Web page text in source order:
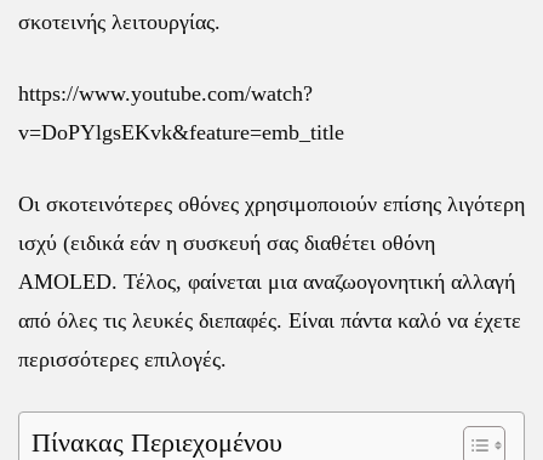
σκοτεινής λειτουργίας.
https://www.youtube.com/watch?
v=DoPYlgsEKvk&feature=emb_title
Οι σκοτεινότερες οθόνες χρησιμοποιούν επίσης λιγότερη
ισχύ (ειδικά εάν η συσκευή σας διαθέτει οθόνη
AMOLED. Τέλος, φαίνεται μια αναζωογονητική αλλαγή
από όλες τις λευκές διεπαφές. Είναι πάντα καλό να έχετε
περισσότερες επιλογές.
Πίνακας Περιεχομένου